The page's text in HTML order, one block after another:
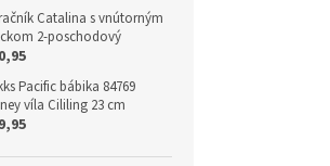
Catalina s vnútorným
2-poschodový
Pacific bábika 84769
víla Cililing 23 cm